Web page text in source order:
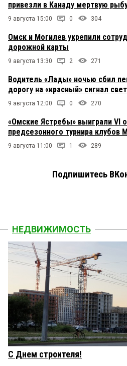
привезли в Канаду мертвую
9 августа 15:00 0 304
Омск и Могилев укрепили
дорожной карты
9 августа 13:30 2 271
Водитель «Лады» ночью сбил
дорогу на «красный» сигнал
9 августа 12:00 0 270
«Омские Ястребы» выиграли VI
предсезонного турнира клубов
9 августа 11:00 1 289
Подпишитесь
НЕДВИЖИМОСТЬ
С Днем строителя!